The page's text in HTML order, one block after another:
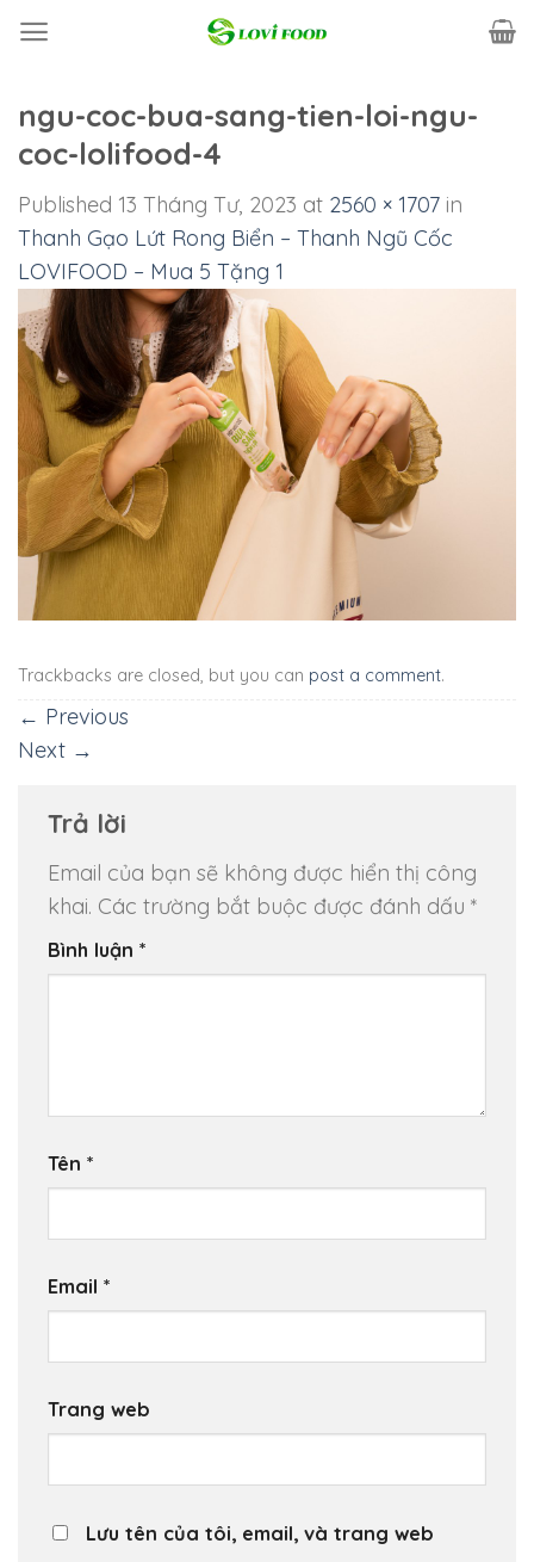
ngu-coc-bua-sang-tien-loi-ngu-
coc-lolifood-4
Published 13 Tháng Tư, 2023 at 2560 × 1707 in
Thanh Gạo Lứt Rong Biển – Thanh Ngũ Cốc
LOVIFOOD – Mua 5 Tặng 1
Trackbacks are closed, but you can post a comment.
← Previous
Next →
Trả lời
Email của bạn sẽ không được hiển thị công
khai. Các trường bắt buộc được đánh dấu *
Bình luận *
Tên *
Email *
Trang web
Lưu tên của tôi, email, và trang web